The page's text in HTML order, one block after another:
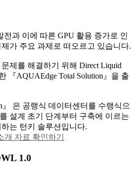
과 이에 따른 GPU 활용 증가로 인
가 주요 과제로 떠오르고 있습니다.
제를 해결하기 위해 Direct Liquid
『AQUAEdge Total Solution』을 출
』 은 공랭식 데이터센터를 수랭식으
설계 초기 단계부터 구축에 이르는
는 턴키 솔루션입니다.
개 자료 확인하기
1.0